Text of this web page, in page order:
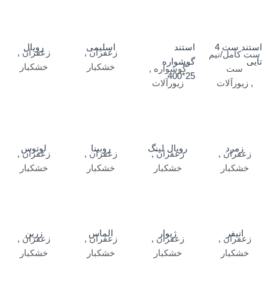
استند ست 4
تایی
ست کامل/نیم
ست
, زیورآلات
استند
گوشواره
25*400
گوشواره ,
زیورآلات
اسلیمی
زعفران,
خشکبار
رویال
زعفران ,
خشکبار
زمرد
زعفران ,
خشکبار
رویال لینگ
زعفران,
خشکبار
روبینا
زعفران ,
خشکبار
لوتوس
زعفران,
خشکبار
انیفر
زعفران ,
خشکبار
ژیوار
زعفران ,
خشکبار
الماس
زعفران ,
خشکبار
زرین
زعفران ,
خشکبار